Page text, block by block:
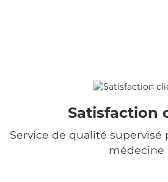
Satisfaction
Service de qualité supervisé
médecine